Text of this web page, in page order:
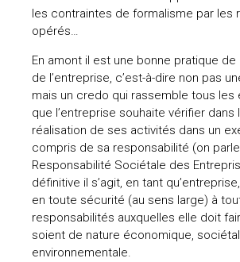
les contraintes de formalisme par les
opérés…
En amont il est une bonne pratique
de l’entreprise, c’est-à-dire non pas
mais un credo qui rassemble tous les
que l’entreprise souhaite vérifier dans
réalisation de ses activités dans un
compris de sa responsabilité (on
Responsabilité Sociétale des
définitive il s’agit, en tant
en toute sécurité (au sens large) à
responsabilités auxquelles elle doit
soient de nature économique,
environnementale.